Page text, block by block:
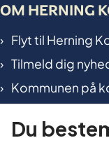
OM HERNING
Flyt til Herning
Tilmeld dig
Kommunen på
International in
Du